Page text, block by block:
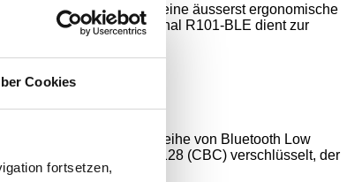
Cookies
fortsetzen,
Einzeltasten. Durch seine äusserst ergonomische
Der Handsender 4-Kanal R101-BLE dient zur
erzeugt und eine Reihe von Bluetooth Low
sind mit AES-128 (CBC) verschlüsselt, der